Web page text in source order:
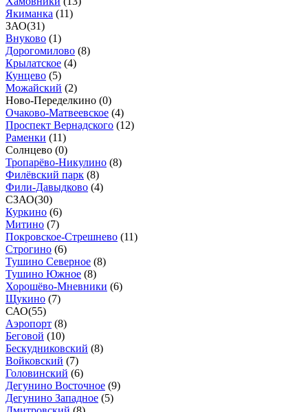
Якиманка (11)
ЗАО(31)
Внуково (1)
Дорогомилово (8)
Крылатское (4)
Кунцево (5)
Можайский (2)
Ново-Переделкино (0)
Очаково-Матвеевское (4)
Проспект Вернадского (12)
Раменки (11)
Солнцево (0)
Тропарёво-Никулино (8)
Филёвский парк (8)
Фили-Давыдково (4)
СЗАО(30)
Куркино (6)
Митино (7)
Покровское-Стрешнево (11)
Строгино (6)
Тушино Северное (8)
Тушино Южное (8)
Хорошёво-Мневники (6)
Щукино (7)
САО(55)
Аэропорт (8)
Беговой (10)
Бескудниковский (8)
Войковский (7)
Головинский (6)
Дегунино Восточное (9)
Дегунино Западное (5)